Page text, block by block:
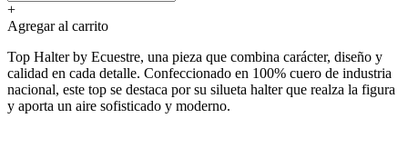
+
Agregar al carrito
Top Halter by Ecuestre, una pieza que combina carácter, diseño y
calidad en cada detalle. Confeccionado en 100% cuero de industria
nacional, este top se destaca por su silueta halter que realza la figura
y aporta un aire sofisticado y moderno.